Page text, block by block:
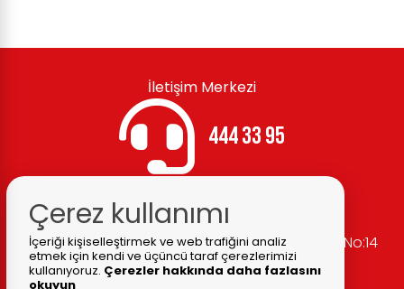
İletişim Merkezi
444 33 95
Belediye Adresi:Cumhuriyet Mh. Atatürk Cd. No:14
Ödemiş / İZMİR
Çerez kullanımı
İçeriği kişiselleştirmek ve web trafiğini analiz
etmek için kendi ve üçüncü taraf çerezlerimizi
kullanıyoruz. Çerezler hakkında daha fazlasını
okuyun